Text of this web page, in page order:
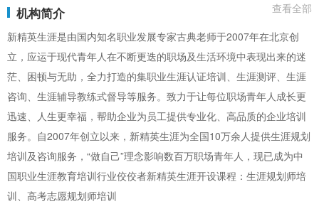
机构简介
查看全部
新精英生涯是由国内知名职业发展专家古典老师于2007年在北京创
立，应运于现代青年人在不断更迭的职场及生活环境中表现出来的迷
茫、困顿与无助，全力打造的集职业生涯认证培训、生涯测评、生涯
咨询、生涯辅导教练式督导等服务。致力于让每位职场青年人成长更
迅速、人生更幸福，帮助企业为员工提供专业化、高品质的企业培训
服务。自2007年创立以来，新精英生涯为全国10万余人提供生涯规划
培训及咨询服务，“做自己”理念影响数百万职场青年人，现已成为中
国职业生涯教育培训行业佼佼者新精英生涯开设课程：生涯规划师培
训、高考志愿规划师培训